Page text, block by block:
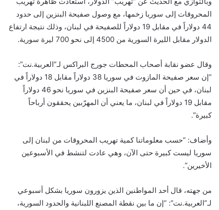
المحروقات إلى سوريا زخمها، مع وصول صفيحة البنزين إلى حدود
44 دولاراً في مقابل 19 دولاراً للصفيحة في لبنان، وذلك نتيجة ارتفاع
الدولار مقابل الليرة السورية من 4500 إلى نحو 700 ليرة سورية.
وقال عضو نقابة أصحاب المحطات جورج البراكس لـ”العربية.نت”:
“إن سعر صفيحة المازوت في سوريا 38 دولاراً مقابل 18 دولاراً في
لبنان، في حين أن سعر صفيحة البنزين في سوريا نحو 46 دولاراً
مقابل 19 دولاراً في لبنان، ما يعني أن المهرّبين يحققون أرباحاً
كبيرة”.
وأضاف: “حسب معلوماتنا كمية تهريب المحروقات من لبنان إلى
سوريا ليست كبيرة حتى الآن، وهي عادت لتنشط في الأسبوعين
الأخيرين”.
من جهته، قال أحد المواطنين الذين يزورون سوريا بشكل أسبوعي
لـ”العربية.نت”: “إن ما بين نقطة المصنع اللبنانية والحدود السورية،